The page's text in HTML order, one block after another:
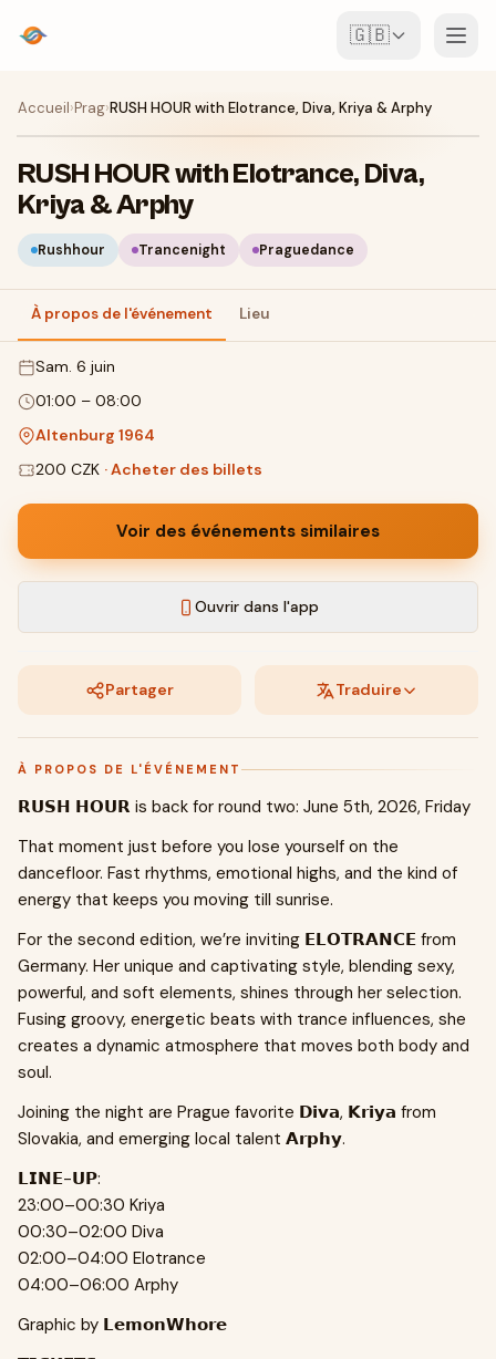
🇬🇧
Événements
Carte
Lieux
Pour les organisateurs
Créer un événement
Accueil›Prag›RUSH HOUR with Elotrance, Diva, Kriya & Arphy
RUSH HOUR with Elotrance, Diva,
Kriya & Arphy
Rushhour Trancenight Praguedance
À propos de l'événement Lieu
sam. 6 juin
01:00 – 08:00
Altenburg 1964
200 CZK ·Acheter des billets
Voir des événements similaires
Ouvrir dans l'app
Partager Traduire
À PROPOS DE L'ÉVÉNEMENT
𝗥𝗨𝗦𝗛 𝗛𝗢𝗨𝗥 is back for round two: June 5th, 2026, Friday
That moment just before you lose yourself on the
dancefloor. Fast rhythms, emotional highs, and the kind of
energy that keeps you moving till sunrise.
For the second edition, we’re inviting 𝗘𝗟𝗢𝗧𝗥𝗔𝗡𝗖𝗘 from
Germany. Her unique and captivating style, blending sexy,
powerful, and soft elements, shines through her selection.
Fusing groovy, energetic beats with trance influences, she
creates a dynamic atmosphere that moves both body and
soul.
Joining the night are Prague favorite 𝗗𝗶𝘃𝗮, 𝗞𝗿𝗶𝘆𝗮 from
Slovakia, and emerging local talent 𝗔𝗿𝗽𝗵𝘆.
𝗟𝗜𝗡𝗘-𝗨𝗣:
23:00–00:30 Kriya
00:30–02:00 Diva
02:00–04:00 Elotrance
04:00–06:00 Arphy
Graphic by 𝗟𝗲𝗺𝗼𝗻𝗪𝗵𝗼𝗿𝗲